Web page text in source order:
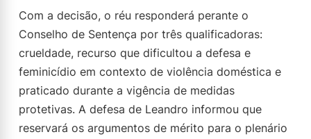
Com a decisão, o réu responderá perante o
Conselho de Sentença por três qualificadoras:
crueldade, recurso que dificultou a defesa e
feminicídio em contexto de violência doméstica e
praticado durante a vigência de medidas
protetivas. A defesa de Leandro informou que
reservará os argumentos de mérito para o plenário